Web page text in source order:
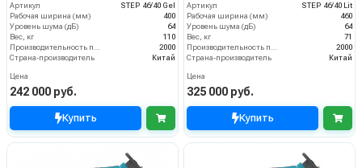
Артикул
STEP 46/40 Gel
Рабочая ширина (мм)
400
Уровень шума (дБ)
64
Вес, кг
110
2000
Страна-производитель
Китай
Цена
242 000 руб.
Купить
Артикул
STEP 46/40 Lit
Рабочая ширина (мм)
460
Уровень шума (дБ)
64
Вес, кг
71
2000
Страна-производитель
Китай
Цена
325 000 руб.
Купить